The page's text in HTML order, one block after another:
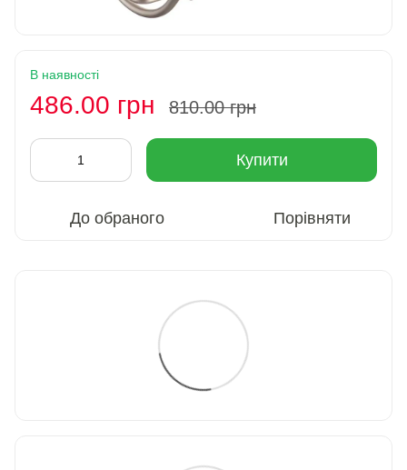
В наявності
486.00 грн 810.00 грн
Купити
До обраного Порівняти